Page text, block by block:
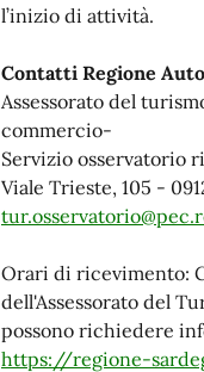
l’inizio di attività.
Contatti Regione
Assessorato del
commercio-
Servizio osservatorio
Viale Trieste, 105 -
Orari di ricevimento:
dell'Assessorato del
possono richiedere
https://regione-